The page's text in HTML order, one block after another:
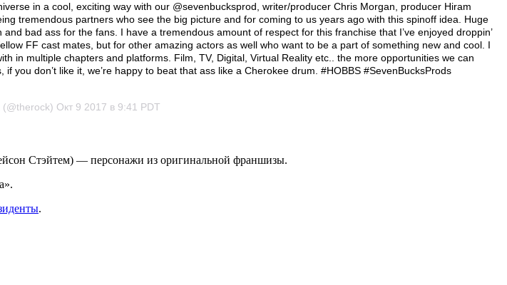
in a cool, exciting way with our @sevenbucksprod, writer/producer Chris Morgan, producer Hiram
tremendous partners who see the big picture and for coming to us years ago with this spinoff idea. Huge
bad ass for the fans. I have a tremendous amount of respect for this franchise that I’ve enjoyed droppin’
FF cast mates, but for other amazing actors as well who want to be a part of something new and cool. I
in multiple chapters and platforms. Film, TV, Digital, Virtual Reality etc.. the more opportunities we can
don’t like it, we’re happy to beat that ass like a Cherokee drum. #HOBBS #SevenBucksProds
Окт 9 2017 в 9:41 PDT
Стэйтем) — персонажи из оригинальной франшизы.
.